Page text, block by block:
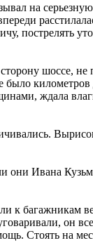
на
пострелять
шоссе,
было
ждала
Ивана
багажникам
он
Стоять на